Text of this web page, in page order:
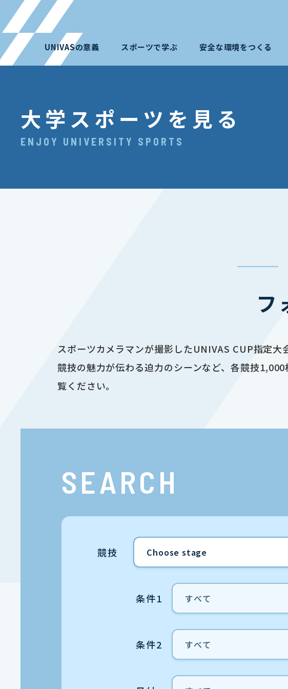
UNIVASの意義 スポーツで学ぶ 安全な環境をつくる
大学スポーツを見る
ENJOY UNIVERSITY SPORTS
フ
スポーツカメラマンが撮影したUNIVAS CUP指定
競技の魅力が伝わる迫力のシーンなど、各競技
覧ください。
SEARCH
競技
条件1
条件2